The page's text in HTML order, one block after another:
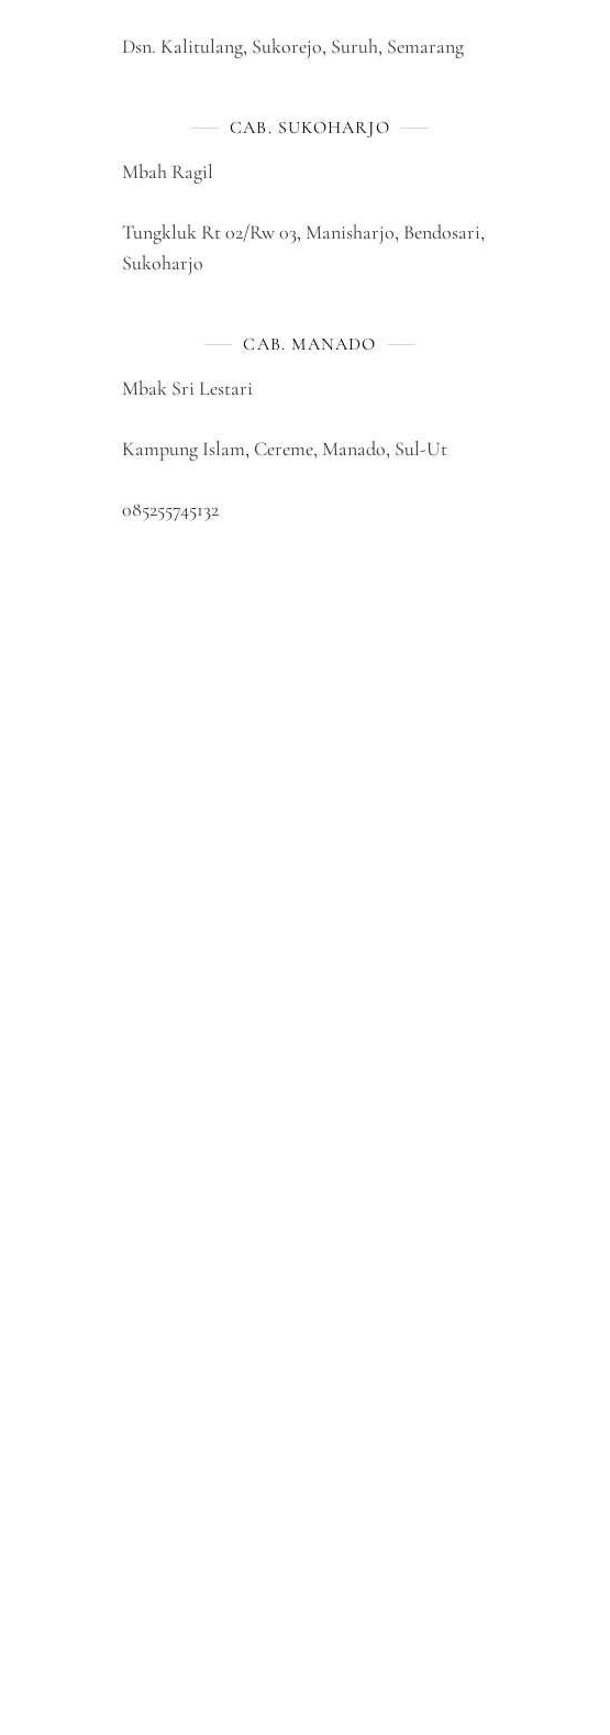
Dsn. Kalitulang, Sukorejo, Suruh, Semarang
CAB. SUKOHARJO
Mbah Ragil
Tungkluk Rt 02/Rw 03, Manisharjo, Bendosari,
Sukoharjo
CAB. MANADO
Mbak Sri Lestari
Kampung Islam, Cereme, Manado, Sul-Ut
085255745132